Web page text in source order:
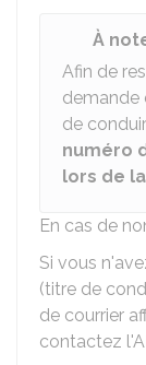
À
Afin de
demande
de
numéro
lors de
En cas de
Si vous
(titre de
de courrier
contactez l'